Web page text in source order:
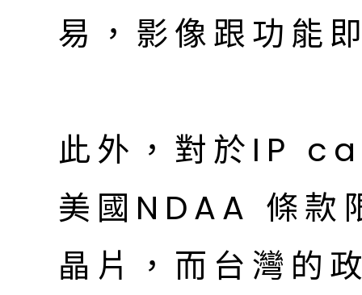
易，影像跟功能
此外，對於IP
美國NDAA 條款
晶片，而台灣的